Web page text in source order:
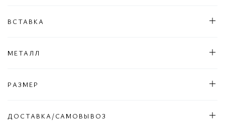
ВСТАВКА
МЕТАЛЛ
РАЗМЕР
ДОСТАВКА/САМОВЫВОЗ